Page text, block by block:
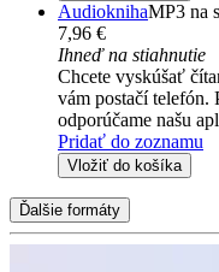
AudioknihaMP3 na
7,96 €
Ihneď na stiahnutie
Chcete vyskúšať
vám postačí telefón.
odporúčame našu
Pridať do zoznamu
Vložiť do košíka
Ďalšie formáty